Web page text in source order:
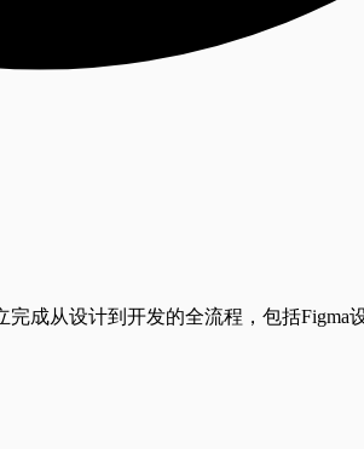
从设计到开发的全流程，包括Figma